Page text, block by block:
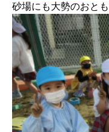
砂場にも大勢のおと